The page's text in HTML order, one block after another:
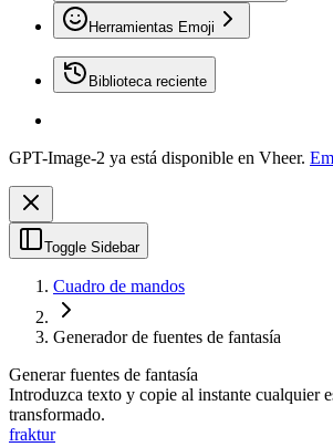
Herramientas Emoji
Biblioteca reciente
GPT-Image-2 ya está disponible en Vheer.
Toggle Sidebar
Cuadro de mandos
Generador de fuentes de fantasía
Generar fuentes de fantasía
Introduzca texto y copie al instante cualquier
transformado.
fraktur